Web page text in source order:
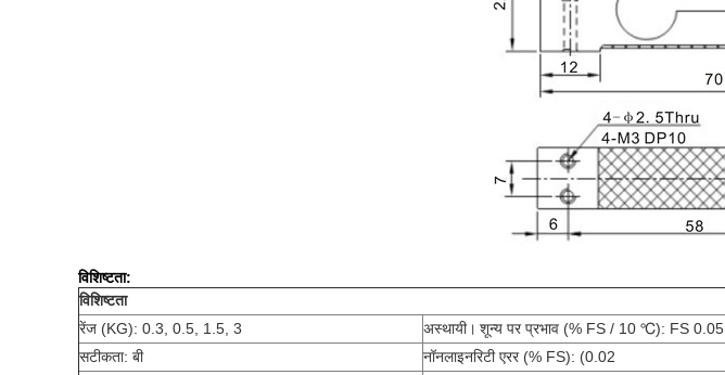
विशिष्टता:
विशिष्टता
रेंज (KG): 0.3, 0.5, 1.5, 3
अस्थायी। शून्य पर प्रभाव (% FS / 10 ℃): FS 0.05
सटीकता: बी
नॉनलाइनरिटी एरर (% FS): (0.02